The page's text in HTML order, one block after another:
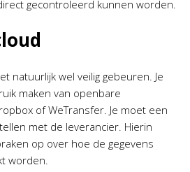
gecontroleerd kunnen worden.
natuurlijk wel veilig gebeuren. Je
maken van openbare
of WeTransfer. Je moet een
met de leverancier. Hierin
op over hoe de gegevens
worden.